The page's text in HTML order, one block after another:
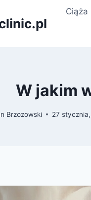
Ciąża
W jakim
Brzozowski 27